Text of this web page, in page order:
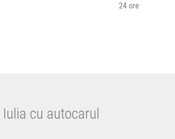
24 ore
cu autocarul